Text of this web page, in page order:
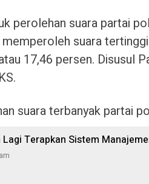
perolehan suara partai
suara
17,46 persen. Disusul
suara terbanyak partai
Lagi Terapkan Sistem